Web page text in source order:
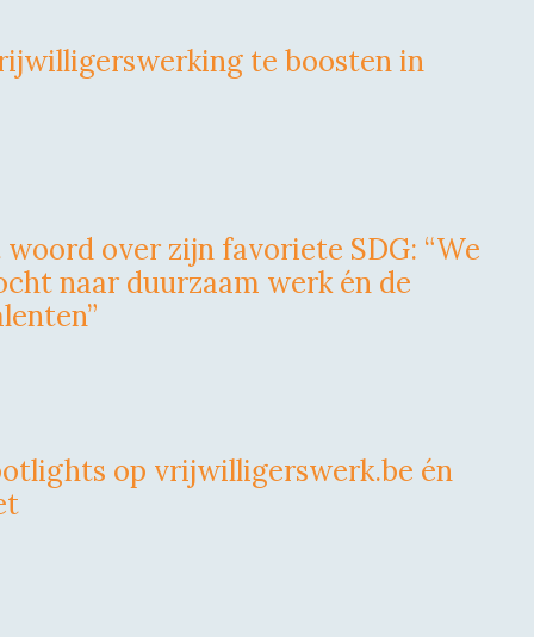
te boosten in
woord over zijn favoriete SDG: “We
naar duurzaam werk én de
op vrijwilligerswerk.be én